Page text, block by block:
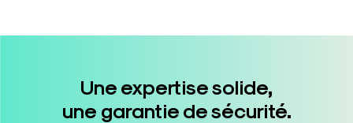
Une expertise solide,
une garantie de sécurité.